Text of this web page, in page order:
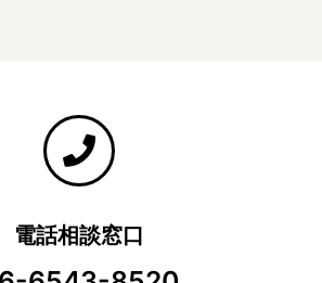
電話相談窓口